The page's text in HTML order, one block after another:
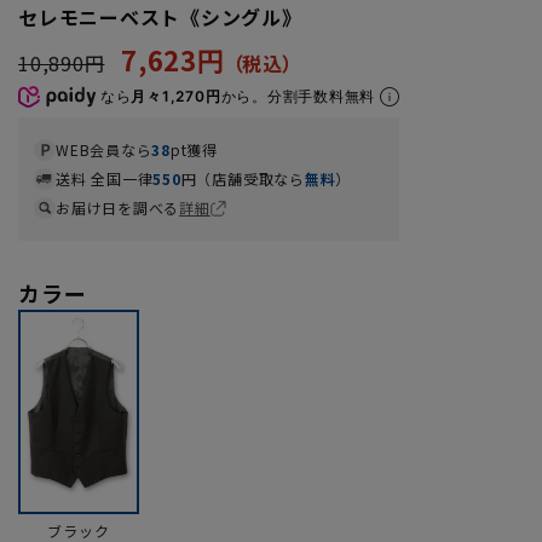
セレモニーベスト《シングル》
10,890円
7,623円
なら 月々1,270円から。分割手数料無料
WEB会員なら38pt獲得
送料 全国一律550円（店舗受取なら無料）
お届け日を調べる詳細
カラー
ブラック